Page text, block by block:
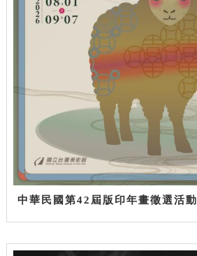
中華民國第42屆版印年畫徵選活動